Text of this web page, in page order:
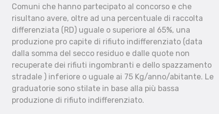
Comuni che hanno partecipato al concorso e che
risultano avere, oltre ad una percentuale di raccolta
differenziata (RD) uguale o superiore al 65%, una
produzione pro capite di rifiuto indifferenziato (data
dalla somma del secco residuo e dalle quote non
recuperate dei rifiuti ingombranti e dello spazzamento
stradale ) inferiore o uguale ai 75 Kg/anno/abitante. Le
graduatorie sono stilate in base alla più bassa
produzione di rifiuto indifferenziato.